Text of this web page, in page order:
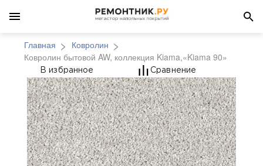
Главная
Ковролин
Ковролин бытовой AW, коллекция Kiama,«Kiama 90»
Ковролин бытовой
В избранное Сравнение